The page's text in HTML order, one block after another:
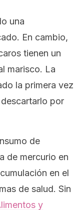
una
En cambio,
tienen un
marisco. La
la primera vez
por
de
de mercurio en
en el
de salud. Sin
y